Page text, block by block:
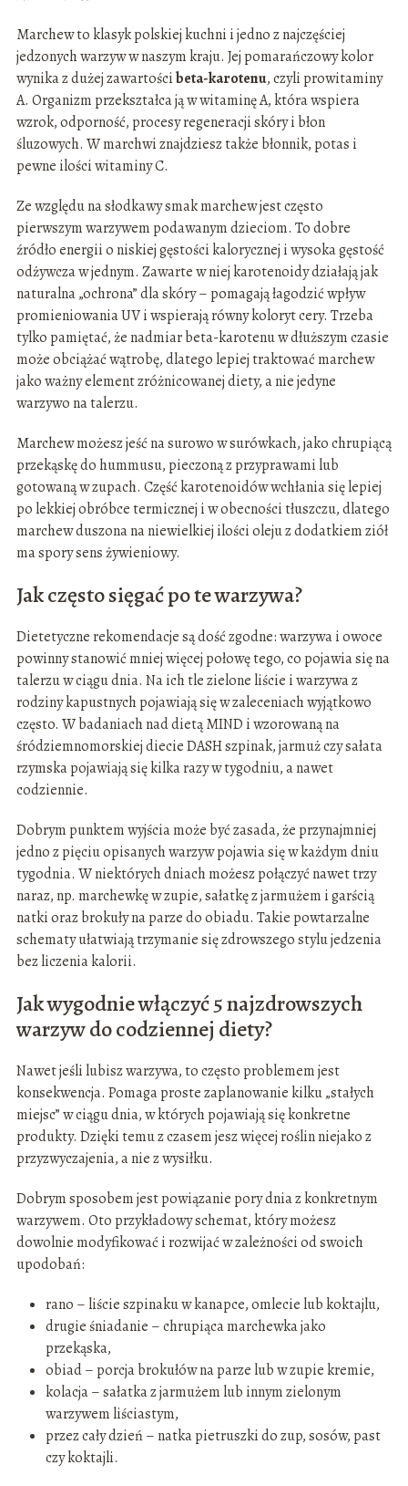
Marchew to klasyk polskiej kuchni i jedno z najczęściej
jedzonych warzyw w naszym kraju. Jej pomarańczowy kolor
wynika z dużej zawartościbeta-karotenu, czyli prowitaminy
A. Organizm przekształca ją w witaminę A, która wspiera
wzrok, odporność, procesy regeneracji skóry i błon
śluzowych. W marchwi znajdziesz także błonnik, potas i
pewne ilości witaminy C.
Ze względu na słodkawy smak marchew jest często
pierwszym warzywem podawanym dzieciom. To dobre
źródło energii o niskiej gęstości kalorycznej i wysoka gęstość
odżywcza w jednym. Zawarte w niej karotenoidy działają jak
naturalna „ochrona” dla skóry – pomagają łagodzić wpływ
promieniowania UV i wspierają równy koloryt cery. Trzeba
tylko pamiętać, że nadmiar beta-karotenu w dłuższym czasie
może obciążać wątrobę, dlatego lepiej traktować marchew
jako ważny element zróżnicowanej diety, a nie jedyne
warzywo na talerzu.
Marchew możesz jeść na surowo w surówkach, jako chrupiącą
przekąskę do hummusu, pieczoną z przyprawami lub
gotowaną w zupach. Część karotenoidów wchłania się lepiej
po lekkiej obróbce termicznej i w obecności tłuszczu, dlatego
marchew duszona na niewielkiej ilości oleju z dodatkiem ziół
ma spory sens żywieniowy.
Jak często sięgać po te warzywa?
Dietetyczne rekomendacje są dość zgodne: warzywa i owoce
powinny stanowić mniej więcej połowę tego, co pojawia się na
talerzu w ciągu dnia. Na ich tle zielone liście i warzywa z
rodziny kapustnych pojawiają się w zaleceniach wyjątkowo
często. W badaniach nad dietą MIND i wzorowaną na
śródziemnomorskiej diecie DASH szpinak, jarmuż czy sałata
rzymska pojawiają się kilka razy w tygodniu, a nawet
codziennie.
Dobrym punktem wyjścia może być zasada, że przynajmniej
jedno z pięciu opisanych warzyw pojawia się w każdym dniu
tygodnia. W niektórych dniach możesz połączyć nawet trzy
naraz, np. marchewkę w zupie, sałatkę z jarmużem i garścią
natki oraz brokuły na parze do obiadu. Takie powtarzalne
schematy ułatwiają trzymanie się zdrowszego stylu jedzenia
bez liczenia kalorii.
Jak wygodnie włączyć 5 najzdrowszych
warzyw do codziennej diety?
Nawet jeśli lubisz warzywa, to często problemem jest
konsekwencja. Pomaga proste zaplanowanie kilku „stałych
miejsc” w ciągu dnia, w których pojawiają się konkretne
produkty. Dzięki temu z czasem jesz więcej roślin niejako z
przyzwyczajenia, a nie z wysiłku.
Dobrym sposobem jest powiązanie pory dnia z konkretnym
warzywem. Oto przykładowy schemat, który możesz
dowolnie modyfikować i rozwijać w zależności od swoich
upodobań:
rano – liście szpinaku w kanapce, omlecie lub koktajlu,
drugie śniadanie – chrupiąca marchewka jako
przekąska,
obiad – porcja brokułów na parze lub w zupie kremie,
kolacja – sałatka z jarmużem lub innym zielonym
warzywem liściastym,
przez cały dzień – natka pietruszki do zup, sosów, past
czy koktajli.